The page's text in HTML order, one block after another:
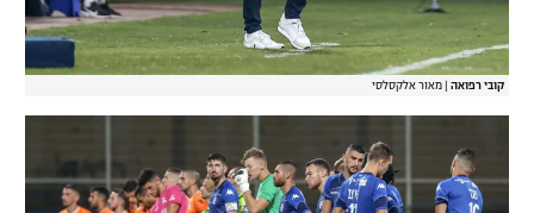
קובי רפואה מאור אלקסלסי